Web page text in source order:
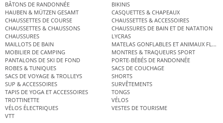
BÂTONS DE RANDONNÉE
BIKINIS
HAUBEN & MÜTZEN GESAMT
CASQUETTES & CHAPEAUX
CHAUSSETTES DE COURSE
CHAUSSETTES & ACCESSOIRES
CHAUSSETTES & CHAUSSONS
CHAUSSURES DE BAIN ET DE NATATION
CHAUSSURES
LYCRAS
MAILLOTS DE BAIN
MATELAS GONFLABLES ET ANIMAUX
MOBILIER DE CAMPING
MONTRES & TRAQUEURS SPORT
PANTALONS DE SKI DE FOND
PORTE-BÉBÉS DE RANDONNÉE
ROBES & TUNIQUES
SACS DE COUCHAGE
SACS DE VOYAGE & TROLLEYS
SHORTS
SUP & ACCESSOIRES
SURVÊTEMENTS
TAPIS DE YOGA ET ACCESSOIRES
TONGS
TROTTINETTE
VÉLOS
VÉLOS ÉLECTRIQUES
VESTES DE TOURISME
VTT